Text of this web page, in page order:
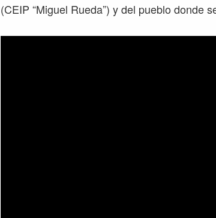
(CEIP “Miguel Rueda”) y del pueblo donde